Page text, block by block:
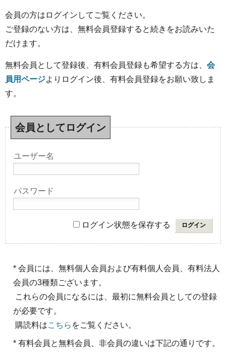
会員の方はログインしてご覧ください。
ご登録のない方は、無料会員登録すると続きをお読みいた
だけます。
無料会員として登録後、有料会員登録も希望する方は、 会
員用ページよりログイン後、有料会員登録をお願い致しま
す。
会員としてログイン
ユーザー名
パスワード
ログイン状態を保存する
* 会員には、無料個人会員および有料個人会員、有料法人
会員の3種類ございます。
これらの会員になるには、最初に無料会員としての登録
が必要です。
購読料はこちら をご覧ください。
* 有料会員と無料会員、非会員の違いは下記の通りです。